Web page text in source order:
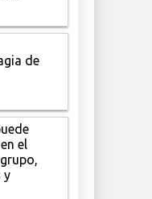
de
el
y